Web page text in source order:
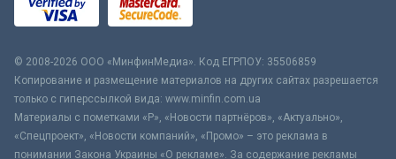
© 2008-2026 ООО «МинфинМедиа». Код ЕГРПОУ: 35506859
Копирование и размещение материалов на других сайтах разрешается
только с гиперссылкой вида: www.minfin.com.ua
Материалы с пометками «Р», «Новости партнёров», «Актуально»,
«Спецпроект», «Новости компаний», «Промо» – это реклама в
понимании Закона Украины «О рекламе». За содержание рекламы